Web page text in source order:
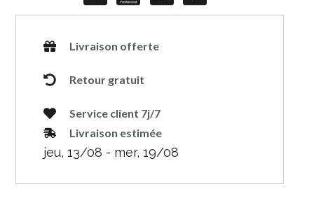
Livraison offerte
Retour gratuit
Service client 7j/7
Livraison estimée
jeu, 13/08 - mer, 19/08